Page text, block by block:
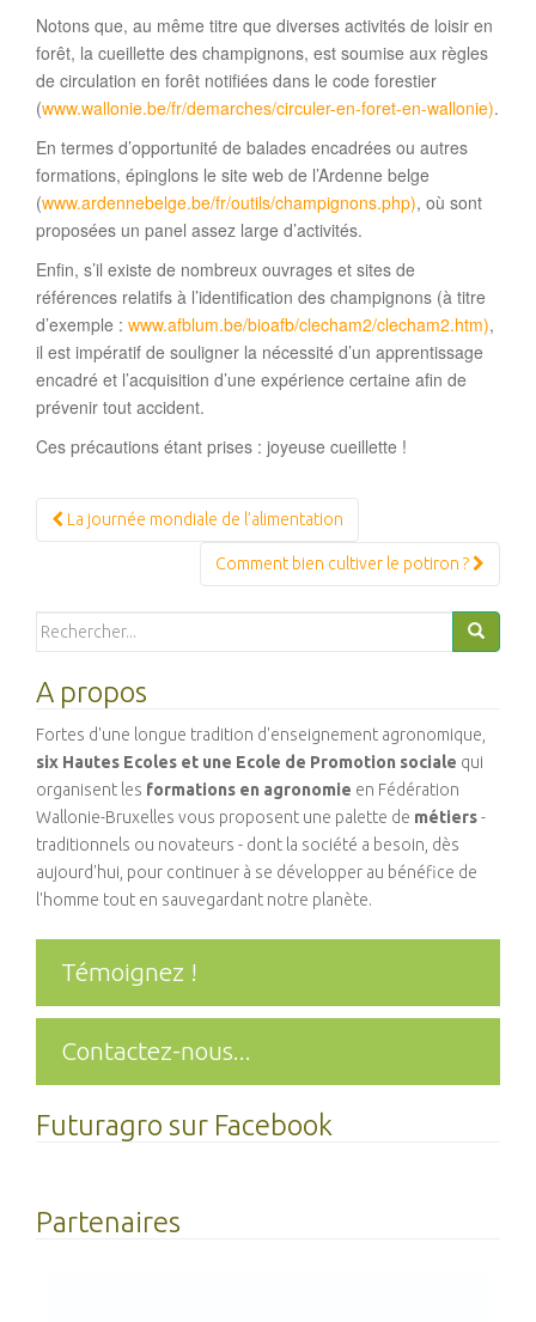
Notons que, au même titre que diverses activités de loisir en
forêt, la cueillette des champignons, est soumise aux règles
de circulation en forêt notifiées dans le code forestier
(www.wallonie.be/fr/demarches/circuler-en-foret-en-wallonie).
En termes d’opportunité de balades encadrées ou autres
formations, épinglons le site web de l’Ardenne belge
(www.ardennebelge.be/fr/outils/champignons.php), où sont
proposées un panel assez large d’activités.
Enfin, s’il existe de nombreux ouvrages et sites de
références relatifs à l’identification des champignons (à titre
d’exemple : www.afblum.be/bioafb/clecham2/clecham2.htm),
il est impératif de souligner la nécessité d’un apprentissage
encadré et l’acquisition d’une expérience certaine afin de
prévenir tout accident.
Ces précautions étant prises : joyeuse cueillette !
Navigation
La journée mondiale de l’alimentation
Comment bien cultiver le potiron ?
Search
A propos
Fortes d'une longue tradition d'enseignement agronomique,
six Hautes Ecoles et une Ecole de Promotion sociale qui
organisent les formations en agronomie en Fédération
Wallonie-Bruxelles vous proposent une palette de métiers-
traditionnels ou novateurs - dont la société a besoin, dès
aujourd'hui, pour continuer à se développer au bénéfice de
l'homme tout en sauvegardant notre planète.
Témoignez !
Contactez-nous...
Futuragro sur Facebook
Partenaires